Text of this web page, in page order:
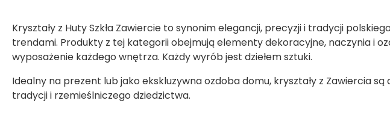
Kryształy z Huty Szkła Zawiercie to synonim elegancji, precyzji i tradycji
trendami. Produkty z tej kategorii obejmują elementy dekoracyjne, naczynia i
wyposażenie każdego wnętrza. Każdy wyrób jest dziełem sztuki.
Idealny na prezent lub jako ekskluzywna ozdoba domu, kryształy z Zawiercia
tradycji i rzemieślniczego dziedzictwa.